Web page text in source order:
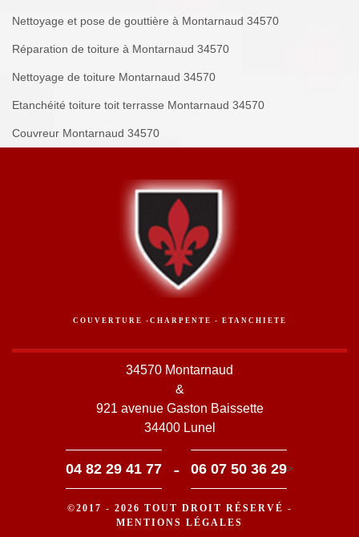
Nettoyage et pose de gouttière à Montarnaud 34570
Réparation de toiture à Montarnaud 34570
Nettoyage de toiture Montarnaud 34570
Etanchéité toiture toit terrasse Montarnaud 34570
Couvreur Montarnaud 34570
COUVERTURE -CHARPENTE - ETANCHIETE
34570 Montarnaud
&
921 avenue Gaston Baissette
34400 Lunel
04 82 29 41 77 - 06 07 50 36 29>
©2017 - 2026 TOUT DROIT RÉSERVÉ -
MENTIONS LÉGALES